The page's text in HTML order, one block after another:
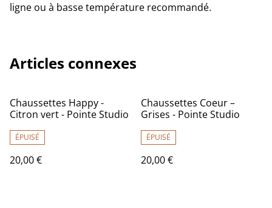
ligne ou à basse température recommandé.
Articles connexes
Chaussettes Happy -
Citron vert - Pointe Studio
ÉPUISÉ
20,00 €
Chaussettes Coeur –
Grises - Pointe Studio
ÉPUISÉ
20,00 €